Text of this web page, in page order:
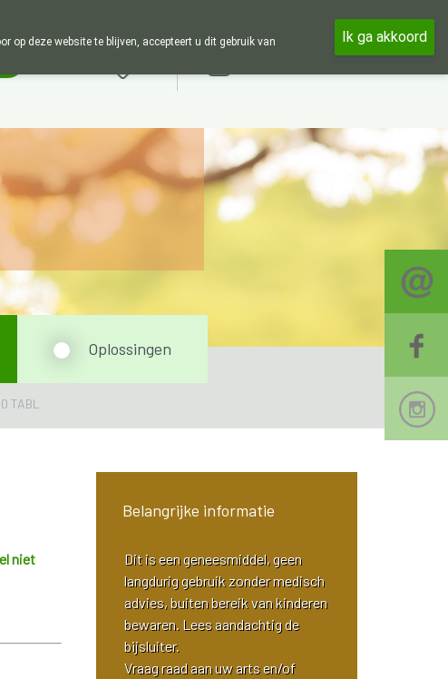
TABL
Oplossingen
niet
Belangrijke informatie
Dit is een geneesmiddel, geen
langdurig gebruik zonder medisch
advies, buiten bereik van kinderen
bewaren. Lees aandachtig de
bijsluiter.
Vraag raad aan uw arts en/of
op deze website te blijven, accepteert u dit gebruik van
Ik ga akkoord